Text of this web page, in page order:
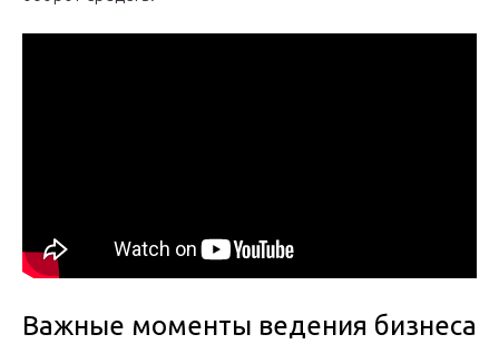
Важные моменты ведения бизнеса